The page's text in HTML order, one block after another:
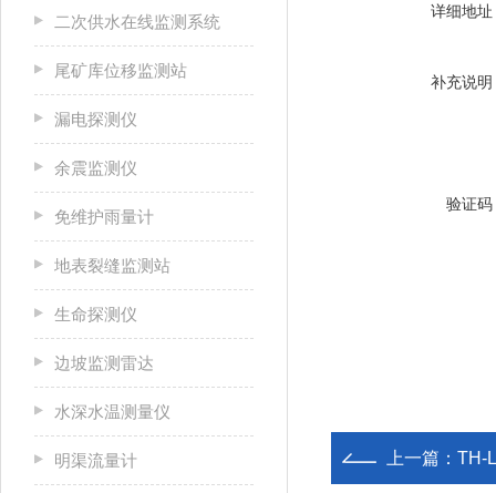
二次供水在线监测系统
尾矿库位移监测站
漏电探测仪
余震监测仪
免维护雨量计
地表裂缝监测站
生命探测仪
边坡监测雷达
水深水温测量仪
明渠流量计
详细地址
补充说明
验证码
上一篇： TH-